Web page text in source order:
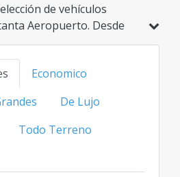
de vehículos
Aeropuerto. Desde
e híbridos hasta opciones
encuentra tu opción
para cada
Economico
De Lujo
Todo Terreno